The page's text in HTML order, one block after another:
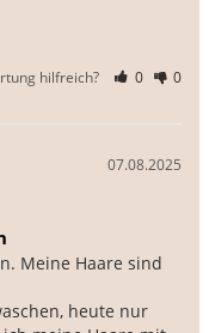
hilfreich? 0 0
07.08.2025
Meine Haare sind
heute nur